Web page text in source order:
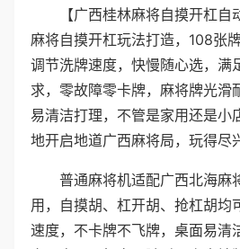
【广西桂林麻将自摸开杠
麻将自摸开杠玩法打造，108张
调节洗牌速度，快慢随心选，满
求，零故障零卡牌，麻将牌光滑
易清洁打理，不管是家用还是小
地开启地道广西麻将局，玩得尽
普通麻将机适配广西北海麻
用，自摸胡、杠开胡、抢杠胡均
速度，不卡牌不飞牌，桌面易清